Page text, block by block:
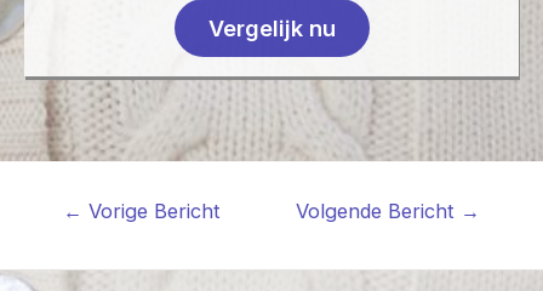
Vergelijk nu
← Vorige Bericht Volgende Bericht →